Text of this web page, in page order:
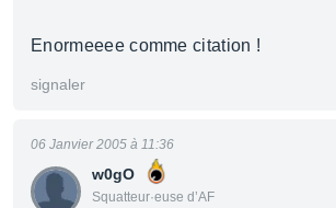
Enormeeee comme citation !
signaler
w0gO
Squatteur·euse d’AF
06 Janvier 2005 à 11:36